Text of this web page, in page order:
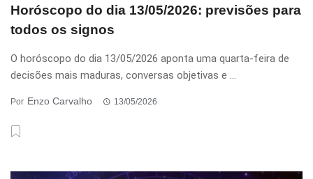
Horóscopo do dia 13/05/2026: previsões para
todos os signos
O horóscopo do dia 13/05/2026 aponta uma quarta-feira de
decisões mais maduras, conversas objetivas e ...
Por Enzo Carvalho 13/05/2026